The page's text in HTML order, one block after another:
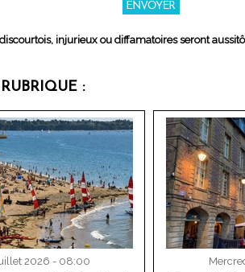
injurieux ou diffamatoires seront
:
2026 - 08:00